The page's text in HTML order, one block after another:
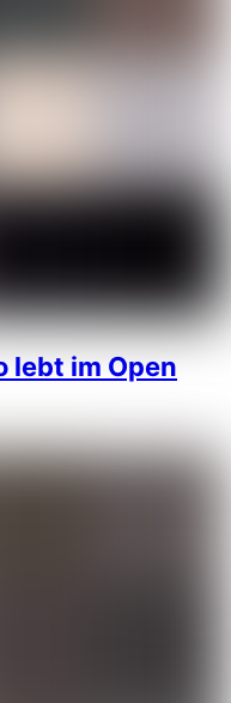
lebt im Open